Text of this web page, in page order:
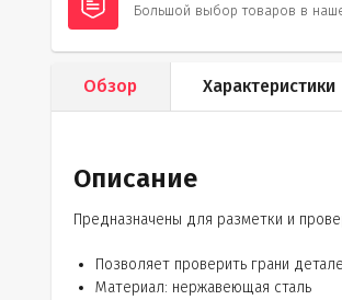
Большой выбор товаров в
Обзор Характеристики
Описание
Предназначены для разметки и
Позволяет проверить грани
Материал: нержавеющая сталь